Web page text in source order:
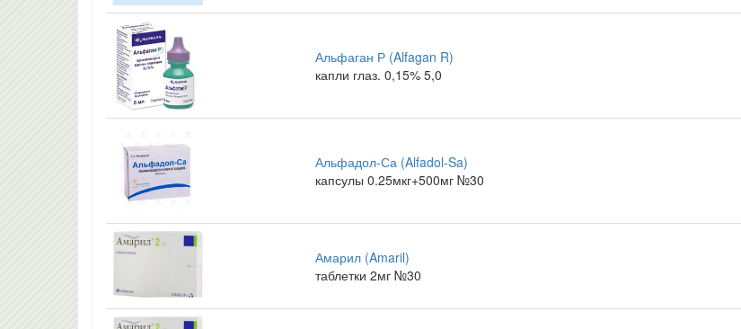
Альфаган Р (Alfagan R)
капли глаз. 0,15% 5,0
Альфадол-Са (Alfadol-Sa)
капсулы 0.25мкг+500мг №30
Амарил (Amaril)
таблетки 2мг №30